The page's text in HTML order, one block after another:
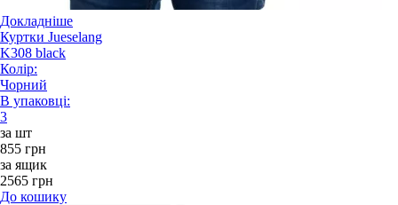
Докладніше
Куртки Jueselang
K308 black
Колір:
Чорний
В упаковці:
3
за шт
855 грн
за ящик
2565 грн
До кошику